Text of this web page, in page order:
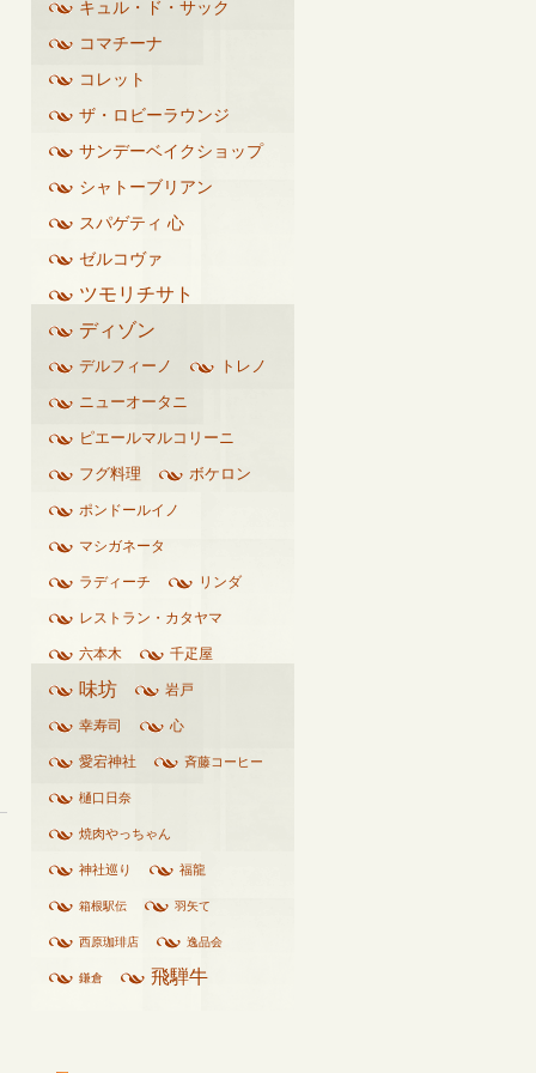
キュル・ド・サック
コマチーナ
コレット
ザ・ロビーラウンジ
サンデーベイクショップ
シャトーブリアン
スパゲティ 心
ゼルコヴァ
ツモリチサト
ディゾン
デルフィーノ トレノ
ニューオータニ
ピエールマルコリーニ
フグ料理 ボケロン
ポンドールイノ
マシガネータ
ラディーチ リンダ
レストラン・カタヤマ
六本木 千疋屋
味坊 岩戸
幸寿司 心
愛宕神社 斉藤コーヒー
樋口日奈
焼肉やっちゃん
神社巡り 福龍
箱根駅伝 羽矢て
西原珈琲店 逸品会
鎌倉 飛騨牛